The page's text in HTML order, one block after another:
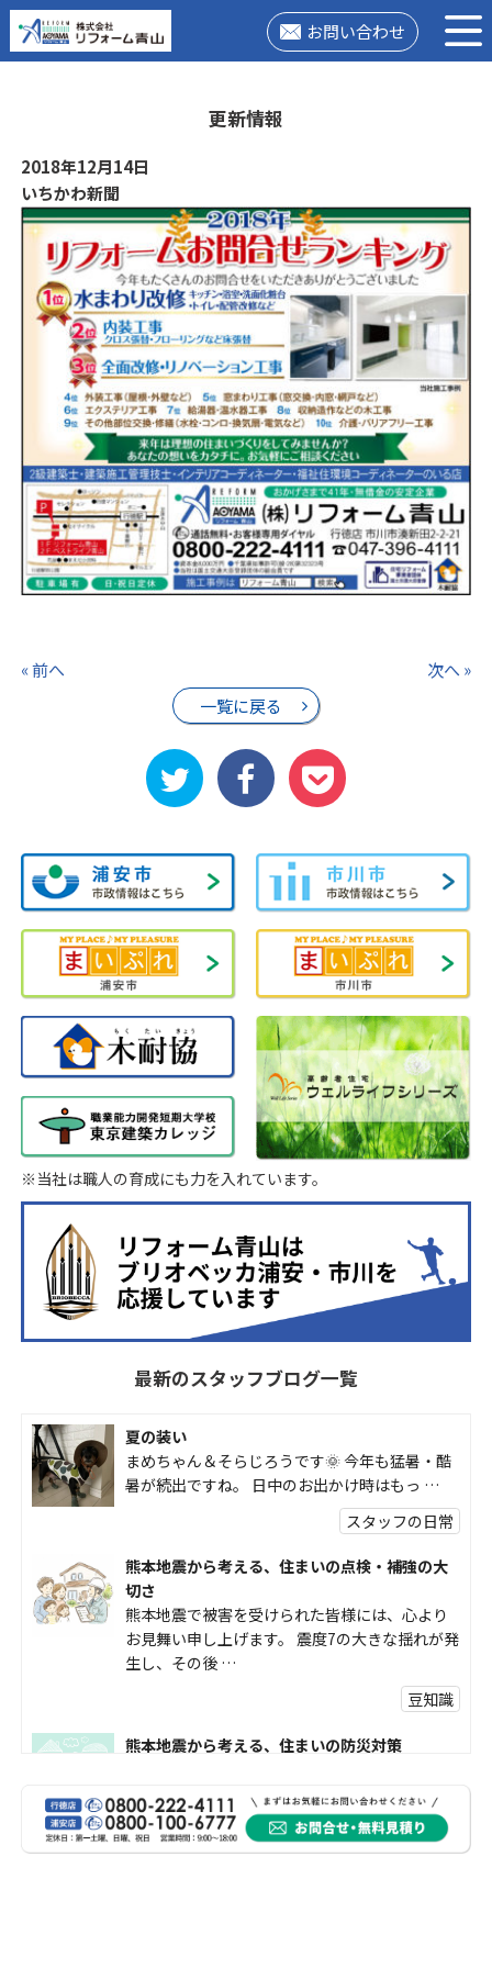
お問い合わせ
更新情報
2018年12月14日
いちかわ新聞
« 前へ
一覧に戻る
次へ »
※当社は職人の育成にも力を入れています。
最新のスタッフブログ一覧
夏の装い
まめちゃん＆そらじろうです🌞 今年も猛暑・酷
暑が続出ですね。 日中のお出かけ時はもっ …
スタッフの日常
熊本地震から考える、住まいの点検・補強の大
切さ
熊本地震で被害を受けられた皆様には、心より
お見舞い申し上げます。 震度7の大きな揺れが発
生し、その後 …
豆知識
熊本地震から考える、住まいの防災対策
受けられた皆様に、心よりお見舞い申し上げま
す。 今回の地震 …
社長コラム